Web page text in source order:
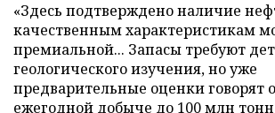
«Здесь подтверждено наличие
качественным характеристикам
премиальной... Запасы требуют
геологического изучения, но уже
предварительные оценки говорят
ежегодной добыче до 100 млн